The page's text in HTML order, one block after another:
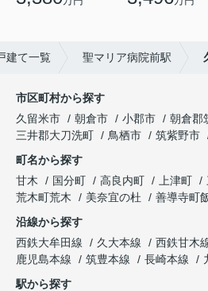
建て一覧 聖マリア病院前駅
市区町村から探す
久留米市
朝倉市 小郡市 朝倉郡
三井郡大刀洗町
鳥栖市 筑紫野市
町名から探す
甘木
国分町 高良内町 上津町
荒木町荒木
美奈宜の杜 善導寺町
沿線から探す
西鉄大牟田線
久大本線 西鉄甘木
鹿児島本線
筑豊本線 長崎本線
駅から探す